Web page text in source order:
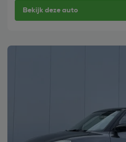
Bekijk deze auto